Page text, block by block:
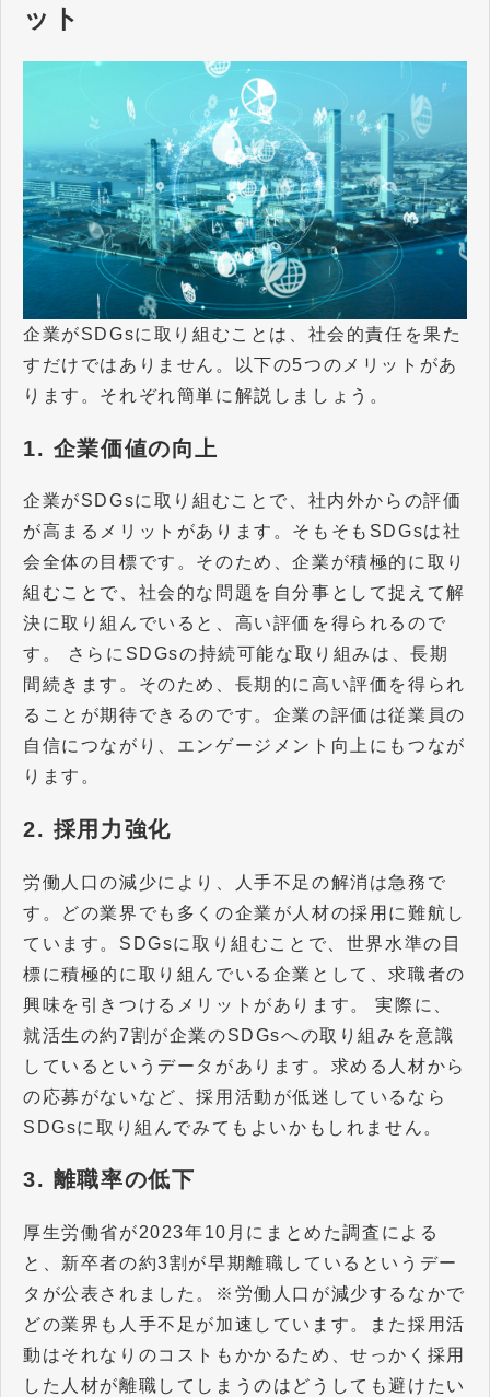
ット
企業がSDGsに取り組むことは、社会的責任を果た
すだけではありません。以下の5つのメリットがあ
ります。それぞれ簡単に解説しましょう。
1. 企業価値の向上
企業がSDGsに取り組むことで、社内外からの評価
が高まるメリットがあります。そもそもSDGsは社
会全体の目標です。そのため、企業が積極的に取り
組むことで、社会的な問題を自分事として捉えて解
決に取り組んでいると、高い評価を得られるので
す。 さらにSDGsの持続可能な取り組みは、長期
間続きます。そのため、長期的に高い評価を得られ
ることが期待できるのです。企業の評価は従業員の
自信につながり、エンゲージメント向上にもつなが
ります。
2. 採用力強化
労働人口の減少により、人手不足の解消は急務で
す。どの業界でも多くの企業が人材の採用に難航し
ています。SDGsに取り組むことで、世界水準の目
標に積極的に取り組んでいる企業として、求職者の
興味を引きつけるメリットがあります。 実際に、
就活生の約7割が企業のSDGsへの取り組みを意識
しているというデータがあります。求める人材から
の応募がないなど、採用活動が低迷しているなら
SDGsに取り組んでみてもよいかもしれません。
3. 離職率の低下
厚生労働省が2023年10月にまとめた調査による
と、新卒者の約3割が早期離職しているというデー
タが公表されました。※労働人口が減少するなかで
どの業界も人手不足が加速しています。また採用活
動はそれなりのコストもかかるため、せっかく採用
した人材が離職してしまうのはどうしても避けたい